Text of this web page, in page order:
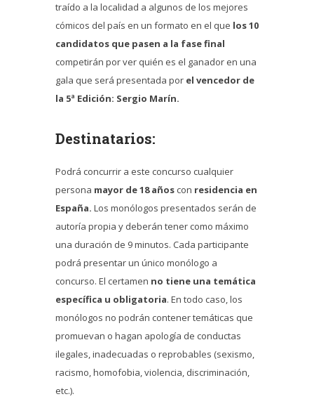
traído a la localidad a algunos de los mejores
cómicos del país en un formato en el que los 10
candidatos que pasen a la fase final
competirán por ver quién es el ganador en una
gala que será presentada por el vencedor de
la 5ª Edición: Sergio Marín.
Destinatarios:
Podrá concurrir a este concurso cualquier
persona mayor de 18 años con residencia en
España. Los monólogos presentados serán de
autoría propia y deberán tener como máximo
una duración de 9 minutos. Cada participante
podrá presentar un único monólogo a
concurso. El certamen no tiene una temática
específica u obligatoria. En todo caso, los
monólogos no podrán contener temáticas que
promuevan o hagan apología de conductas
ilegales, inadecuadas o reprobables (sexismo,
racismo, homofobia, violencia, discriminación,
etc.).